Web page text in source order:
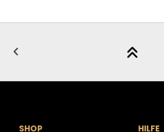
SHOP HILFE